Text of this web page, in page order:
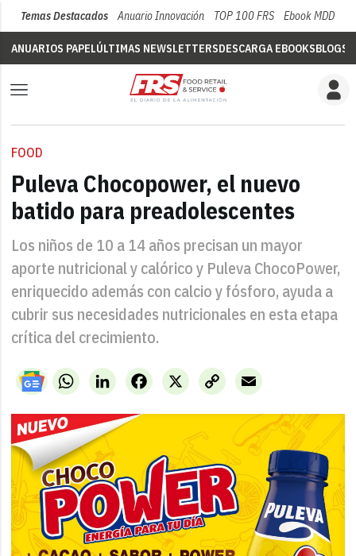
Temas Destacados Anuario Innovación TOP 100 FRS Ebook MDD
ANUARIOS PAPELÚLTIMAS NEWSLETTERSDESCARGA EBOOKSBLOGS
FOOD
Puleva Chocopower, el nuevo
batido para preadolescentes
Los niños de 10 a 14 años precisan un mayor
aporte nutricional y calórico y Puleva ChocoPower,
enriquecido además con calcio y fósforo, ayuda a
cubrir sus necesidades nutricionales en esta etapa
crítica del crecimiento.
WhatsAppLinkedIn X
Facebook
Copy
Link
Email